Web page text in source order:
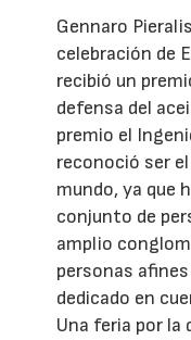
Gennaro
celebración de
recibió un
defensa del
premio el
reconoció ser
mundo, ya que
conjunto de
amplio
personas
dedicado en
Una feria por la